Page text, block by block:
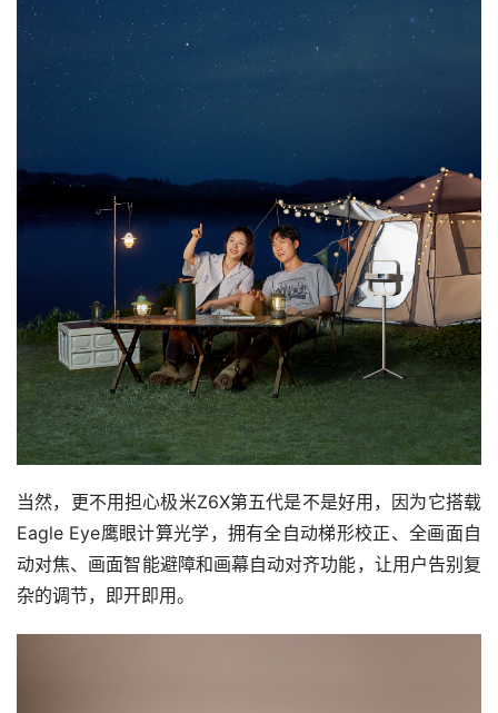
当然，更不用担心极米Z6X第五代是不是好用，因为它搭载
Eagle Eye鹰眼计算光学，拥有全自动梯形校正、全画面自
动对焦、画面智能避障和画幕自动对齐功能，让用户告别复
杂的调节，即开即用。